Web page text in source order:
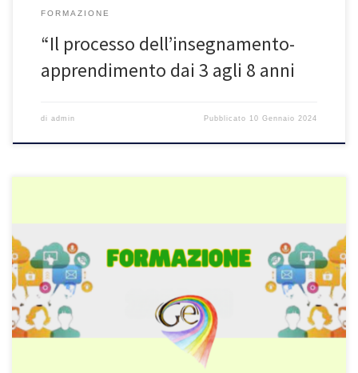
FORMAZIONE
“Il processo dell’insegnamento-
apprendimento dai 3 agli 8 anni
di admin Pubblicato 10 Gennaio 2024
Giocando impariamo a scrivere bene: dallo scarabocchio al
corsivo Le basi del metodo Galileo for education (MOOC) Il
processo dell’insegnamento-apprendimento dai 3 agli 8 anni. Fare
coding da 0 a 8 anni